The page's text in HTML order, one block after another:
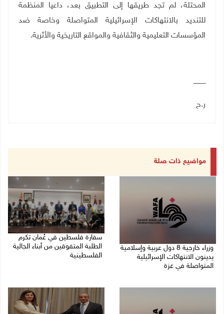
المحتلة، لم تجد طريقها إلى التطبيق بعد، داعيا المنظمة
للتنديد بالانتهاكات الإسرائيلية المتواصلة وخاصة ضد
المؤسسات التعليمية والثقافية والمواقع التاريخية والأثرية.
ــــــــــــ
ر.ح
مواضيع ذات صلة
وزراء خارجية 8 دول عربية وإسلامية
يدينون الانتهاكات الإسرائيلية
المتواصلة في غزة
سفارة فلسطين في عُمان تكرم
الطلبة المتفوقين من أبناء الجالية
الفلسطينية